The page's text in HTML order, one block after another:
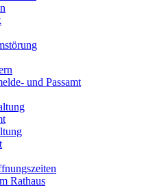
und Passamt
Rathaus